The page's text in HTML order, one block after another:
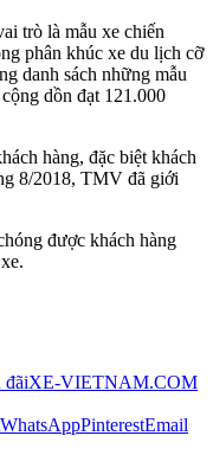
trò là mẫu xe chiến
phân khúc xe du lịch cỡ
danh sách những mẫu
dồn đạt 121.000
hàng, đặc biệt khách
8/2018, TMV đã giới
được khách hàng
đãiXE-VIETNAM.COM
WhatsAppPinterestEmail